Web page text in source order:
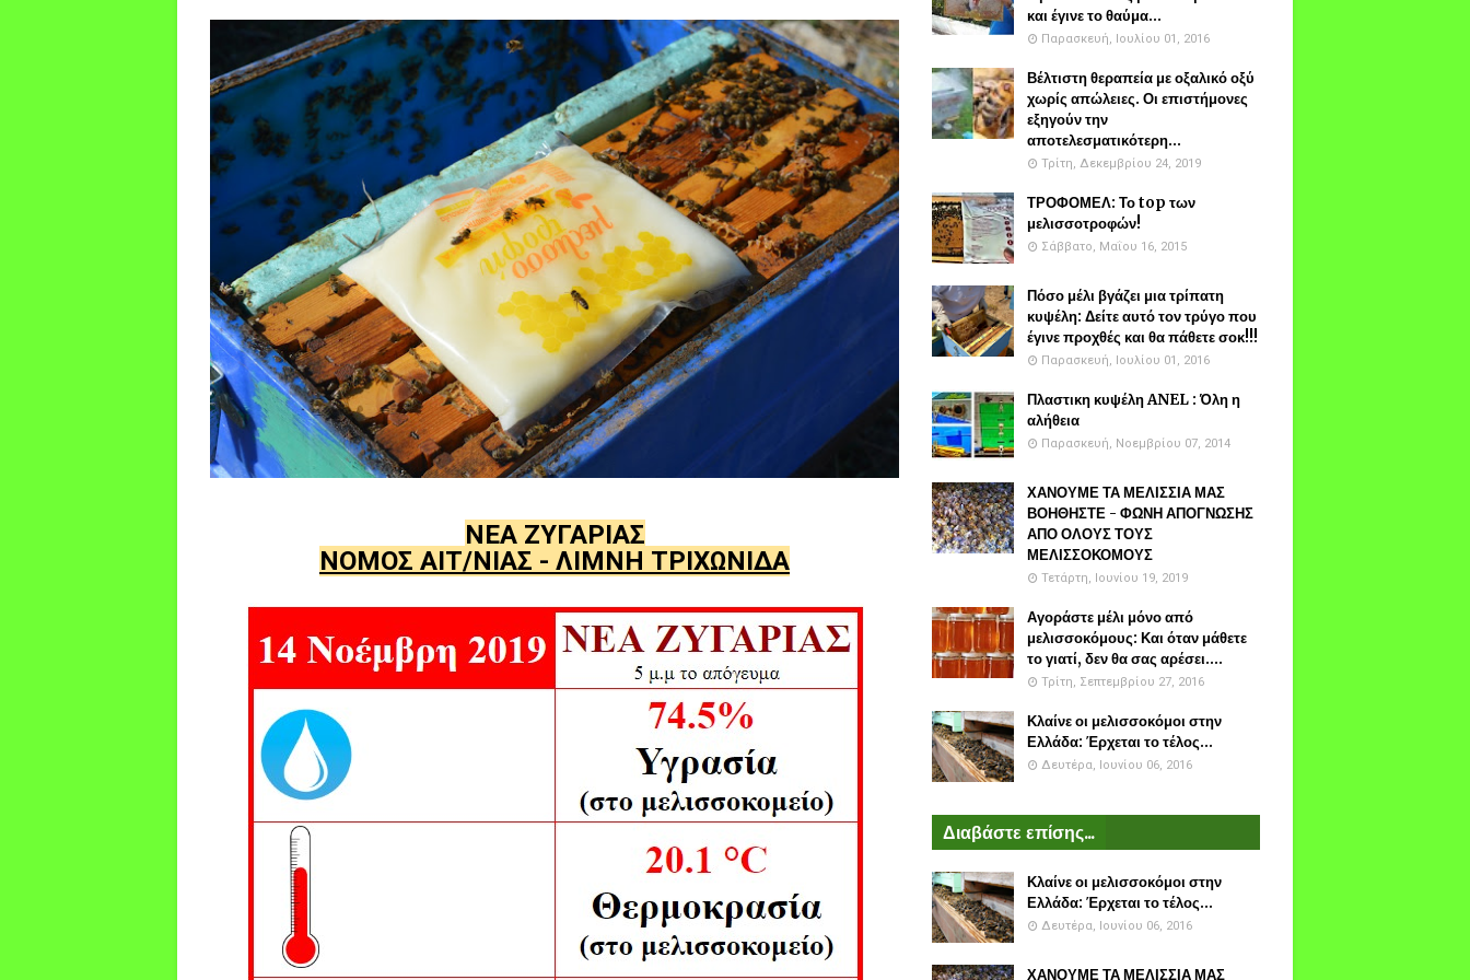
ΝΕΑ ΖΥΓΑΡΙΑΣ
ΝΟΜΟΣ ΑΙΤ/ΝΙΑΣ - ΛΙΜΝΗ ΤΡΙΧΩΝΙΔΑ
και έγινε το θαύμα...
Παρασκευή, Ιουλίου 01, 2016
Βέλτιστη θεραπεία με οξαλικό οξύ
χωρίς απώλειες. Οι επιστήμονες
εξηγούν την
αποτελεσματικότερη...
Τρίτη, Δεκεμβρίου 24, 2019
ΤΡΟΦΟΜΕΛ: Το top των
μελισσοτροφών!
Σάββατο, Μαΐου 16, 2015
Πόσο μέλι βγάζει μια τρίπατη
κυψέλη: Δείτε αυτό τον τρύγο που
έγινε προχθές και θα πάθετε σοκ!!!
Παρασκευή, Ιουλίου 01, 2016
Πλαστικη κυψέλη ANEL : Όλη η
αλήθεια
Παρασκευή, Νοεμβρίου 07, 2014
ΧΑΝΟΥΜΕ ΤΑ ΜΕΛΙΣΣΙΑ ΜΑΣ
ΒΟΗΘΗΣΤΕ - ΦΩΝΗ ΑΠΟΓΝΩΣΗΣ
ΑΠΟ ΟΛΟΥΣ ΤΟΥΣ
ΜΕΛΙΣΣΟΚΟΜΟΥΣ
Τετάρτη, Ιουνίου 19, 2019
Αγοράστε μέλι μόνο από
μελισσοκόμους: Και όταν μάθετε
το γιατί, δεν θα σας αρέσει....
Τρίτη, Σεπτεμβρίου 27, 2016
Κλαίνε οι μελισσοκόμοι στην
Ελλάδα: Έρχεται το τέλος...
Δευτέρα, Ιουνίου 06, 2016
Διαβάστε επίσης...
Κλαίνε οι μελισσοκόμοι στην
Ελλάδα: Έρχεται το τέλος...
Δευτέρα, Ιουνίου 06, 2016
ΧΑΝΟΥΜΕ ΤΑ ΜΕΛΙΣΣΙΑ ΜΑΣ